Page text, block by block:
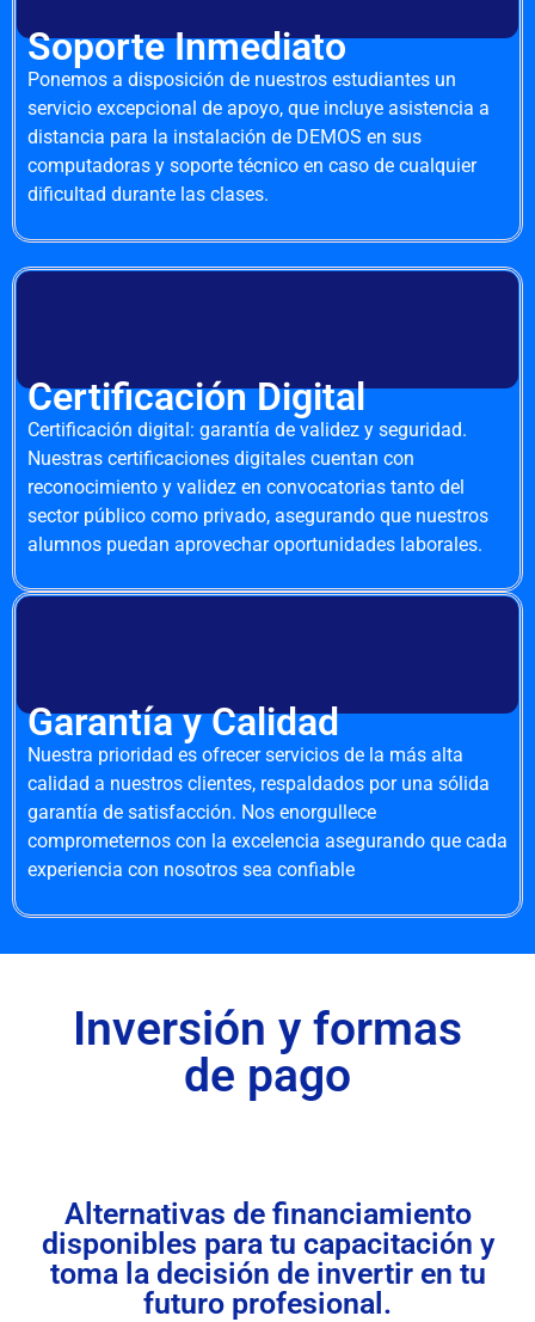
Soporte Inmediato
Ponemos a disposición de nuestros estudiantes un
servicio excepcional de apoyo, que incluye asistencia a
distancia para la instalación de DEMOS en sus
computadoras y soporte técnico en caso de cualquier
dificultad durante las clases.
Certificación Digital
Certificación digital: garantía de validez y seguridad.
Nuestras certificaciones digitales cuentan con
reconocimiento y validez en convocatorias tanto del
sector público como privado, asegurando que nuestros
alumnos puedan aprovechar oportunidades laborales.
Garantía y Calidad
Nuestra prioridad es ofrecer servicios de la más alta
calidad a nuestros clientes, respaldados por una sólida
garantía de satisfacción. Nos enorgullece
comprometernos con la excelencia asegurando que cada
experiencia con nosotros sea confiable
Inversión y formas
de pago
Alternativas de financiamiento
disponibles para tu capacitación y
toma la decisión de invertir en tu
futuro profesional.